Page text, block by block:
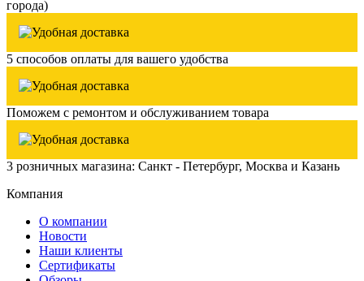
города)
5 способов оплаты для вашего удобства
Поможем с ремонтом и обслуживанием товара
3 розничных магазина: Санкт - Петербург, Москва и Казань
Компания
О компании
Новости
Наши клиенты
Сертификаты